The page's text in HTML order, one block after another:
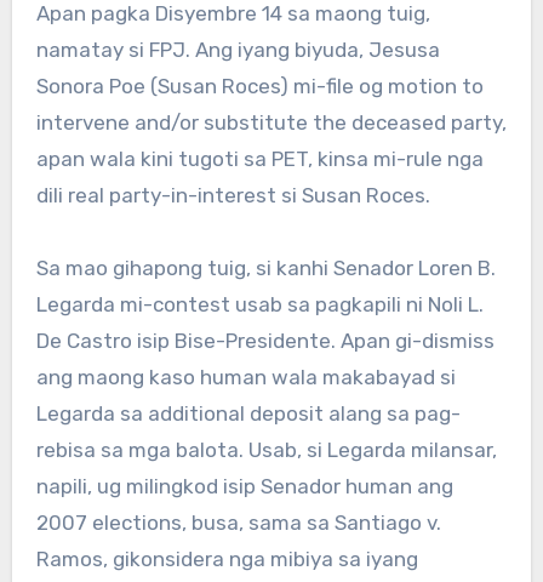
Apan pagka Disyembre 14 sa maong tuig,
namatay si FPJ. Ang iyang biyuda, Jesusa
Sonora Poe (Susan Roces) mi-file og motion to
intervene and/or substitute the deceased party,
apan wala kini tugoti sa PET, kinsa mi-rule nga
dili real party-in-interest si Susan Roces.
Sa mao gihapong tuig, si kanhi Senador Loren B.
Legarda mi-contest usab sa pagkapili ni Noli L.
De Castro isip Bise-Presidente. Apan gi-dismiss
ang maong kaso human wala makabayad si
Legarda sa additional deposit alang sa pag-
rebisa sa mga balota. Usab, si Legarda milansar,
napili, ug milingkod isip Senador human ang
2007 elections, busa, sama sa Santiago v.
Ramos, gikonsidera nga mibiya sa iyang